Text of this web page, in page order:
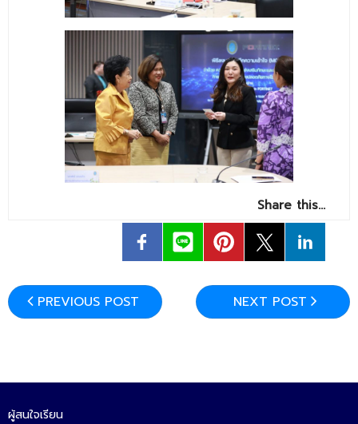
Share this…
PREVIOUS POST NEXT POST
ผู้สนใจเรียน